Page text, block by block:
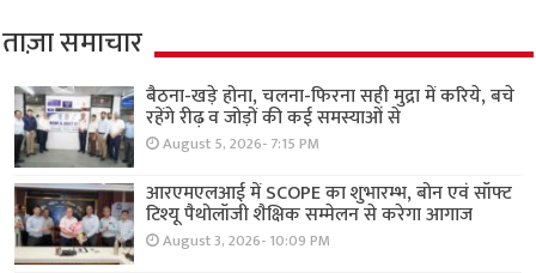
ताज़ा समाचार
बैठना-खड़े होना, चलना-फिरना सही मुद्रा में करिये, बचे
रहेंगे रीढ़ व जोड़ों की कई समस्याओं से
August 5, 2026- 7:15 PM
आरएमएलआई में SCOPE का शुभारम्भ, बोन एवं सॉफ्ट
टिश्यू पैथोलॉजी शैक्षिक सम्मेलन से करेगा आगाज
August 3, 2026- 10:09 PM